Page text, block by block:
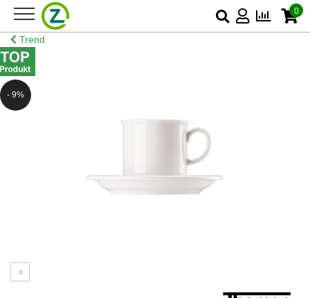
0
Trend
- 9%